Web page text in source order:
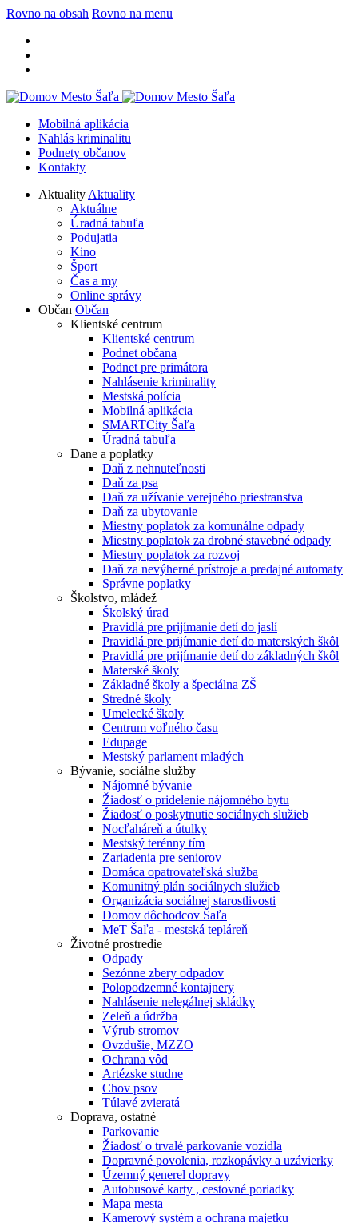
Rovno na obsah Rovno na menu
Mobilná aplikácia
Nahlás kriminalitu
Podnety občanov
Kontakty
Aktuality Aktuality
Aktuálne
Úradná tabuľa
Podujatia
Kino
Šport
Čas a my
Online správy
Občan Občan
Klientské centrum
Klientské centrum
Podnet občana
Podnet pre primátora
Nahlásenie kriminality
Mestská polícia
Mobilná aplikácia
SMARTCity Šaľa
Úradná tabuľa
Dane a poplatky
Daň z nehnuteľnosti
Daň za psa
Daň za užívanie verejného priestranstva
Daň za ubytovanie
Miestny poplatok za komunálne odpady
Miestny poplatok za drobné stavebné odpady
Miestny poplatok za rozvoj
Daň za nevýherné prístroje a predajné automaty
Správne poplatky
Školstvo, mládež
Školský úrad
Pravidlá pre prijímanie detí do jaslí
Pravidlá pre prijímanie detí do materských škôl
Pravidlá pre prijímanie detí do základných škôl
Materské školy
Základné školy a špeciálna ZŠ
Stredné školy
Umelecké školy
Centrum voľného času
Edupage
Mestský parlament mladých
Bývanie, sociálne služby
Nájomné bývanie
Žiadosť o pridelenie nájomného bytu
Žiadosť o poskytnutie sociálnych služieb
Nocľaháreň a útulky
Mestský terénny tím
Zariadenia pre seniorov
Domáca opatrovateľská služba
Komunitný plán sociálnych služieb
Organizácia sociálnej starostlivosti
Domov dôchodcov Šaľa
MeT Šaľa - mestská tepláreň
Životné prostredie
Odpady
Sezónne zbery odpadov
Polopodzemné kontajnery
Nahlásenie nelegálnej skládky
Zeleň a údržba
Výrub stromov
Ovzdušie, MZZO
Ochrana vôd
Artézske studne
Chov psov
Túlavé zvieratá
Doprava, ostatné
Parkovanie
Žiadosť o trvalé parkovanie vozidla
Dopravné povolenia, rozkopávky a uzávierky
Územný generel dopravy
Autobusové karty , cestovné poriadky
Mapa mesta
Kamerový systém a ochrana majetku